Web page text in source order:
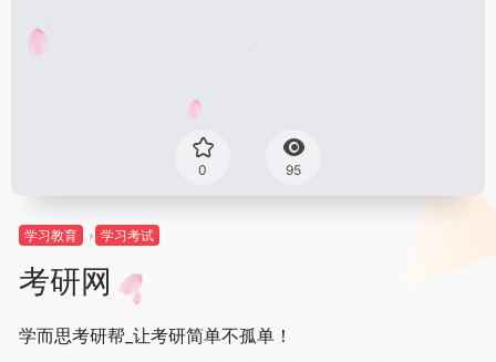
0 95
学习教育 学习考试
考研网
学而思考研帮_让考研简单不孤单！